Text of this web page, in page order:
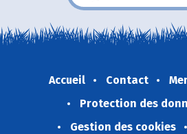
Accueil Contact
Protection des
Gestion des cookies